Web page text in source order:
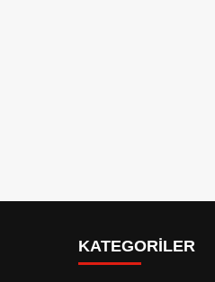
KATEGORİLER